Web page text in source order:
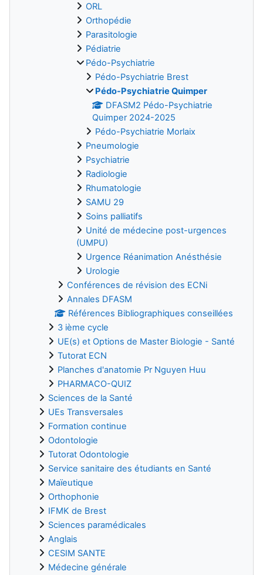
ORL
Orthopédie
Parasitologie
Pédiatrie
Pédo-Psychiatrie
Pédo-Psychiatrie Brest
Pédo-Psychiatrie Quimper
DFASM2 Pédo-Psychiatrie
Quimper 2024-2025
Pédo-Psychiatrie Morlaix
Pneumologie
Psychiatrie
Radiologie
Rhumatologie
SAMU 29
Soins palliatifs
Unité de médecine post-urgences
(UMPU)
Urgence Réanimation Anésthésie
Urologie
Conférences de révision des ECNi
Annales DFASM
Références Bibliographiques conseillées
3 ième cycle
UE(s) et Options de Master Biologie - Santé
Tutorat ECN
Planches d'anatomie Pr Nguyen Huu
PHARMACO-QUIZ
Sciences de la Santé
UEs Transversales
Formation continue
Odontologie
Tutorat Odontologie
Service sanitaire des étudiants en Santé
Maïeutique
Orthophonie
IFMK de Brest
Sciences paramédicales
Anglais
CESIM SANTE
Médecine générale